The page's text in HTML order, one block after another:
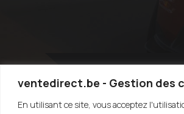
ventedirect.be - Gestion des
En utilisant ce site, vous acceptez
TOP